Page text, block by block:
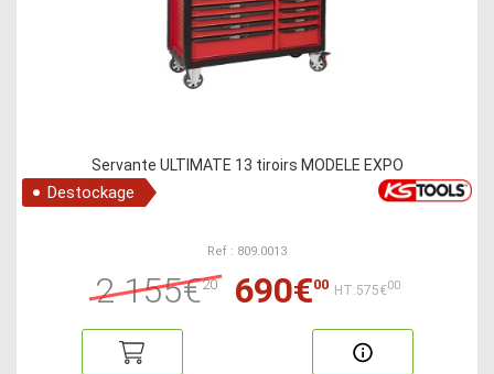
Servante ULTIMATE 13 tiroirs MODELE EXPO
Destockage
Ref : 809.0013
2 155€20 690€00 HT:575€00